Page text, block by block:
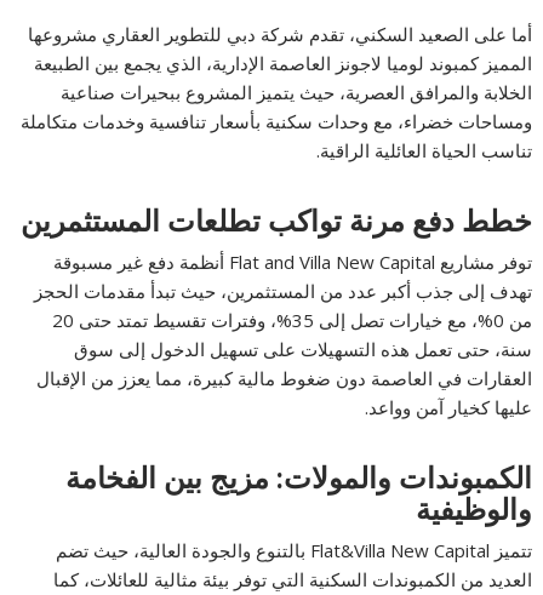
أما على الصعيد السكني، تقدم شركة دبي للتطوير العقاري مشروعها
المميز كمبوند لوميا لاجونز العاصمة الإدارية، الذي يجمع بين الطبيعة
الخلابة والمرافق العصرية، حيث يتميز المشروع ببحيرات صناعية
ومساحات خضراء، مع وحدات سكنية بأسعار تنافسية وخدمات متكاملة
تناسب الحياة العائلية الراقية.
خطط دفع مرنة تواكب تطلعات المستثمرين
توفر مشاريع Flat and Villa New Capital أنظمة دفع غير مسبوقة
تهدف إلى جذب أكبر عدد من المستثمرين، حيث تبدأ مقدمات الحجز
من 0%، مع خيارات تصل إلى 35%، وفترات تقسيط تمتد حتى 20
سنة، حتى تعمل هذه التسهيلات على تسهيل الدخول إلى سوق
العقارات في العاصمة دون ضغوط مالية كبيرة، مما يعزز من الإقبال
عليها كخيار آمن وواعد.
الكمبوندات والمولات: مزيج بين الفخامة
والوظيفية
تتميز Flat&Villa New Capital بالتنوع والجودة العالية، حيث تضم
العديد من الكمبوندات السكنية التي توفر بيئة مثالية للعائلات، كما